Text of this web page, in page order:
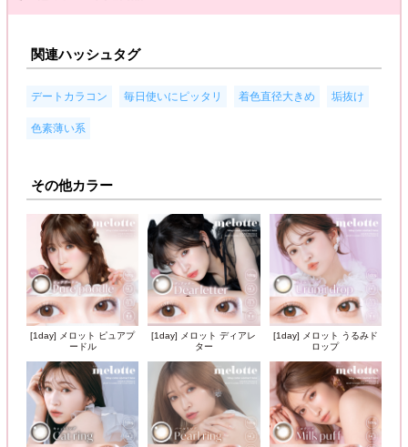
関連ハッシュタグ
デートカラコン 毎日使いにピッタリ 着色直径大きめ 垢抜け
色素薄い系
その他カラー
[1day] メロット ピュアプ
ードル
[1day] メロット ディアレ
ター
[1day] メロット うるみド
ロップ